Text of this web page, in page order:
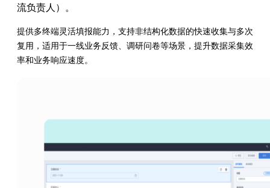
流负责人）。
提供多终端灵活填报能力，支持非结构化数据的快速收集与多次
复用，适用于一线业务反馈、调研问卷等场景，提升数据采集效
率和业务响应速度。